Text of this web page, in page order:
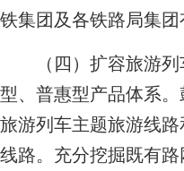
铁集团及各铁路局集团
（四）扩容旅游列
型、普惠型产品体系
旅游列车主题旅游线
线路。充分挖掘既有